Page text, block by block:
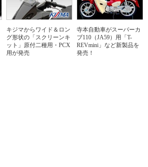
キジマからワイド＆ロン
グ形状の「スクリーンキ
ット」原付二種用・PCX
用が発売
寺本自動車がスーパーカ
ブ110（JA59）用「T-
REVmini」など新製品を
発売！